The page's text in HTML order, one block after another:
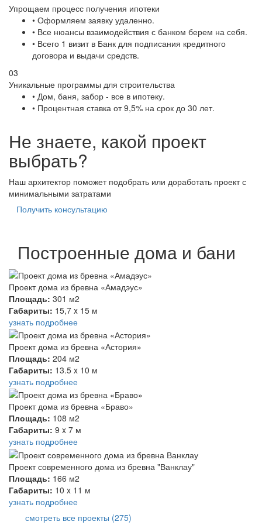
Упрощаем процесс получения ипотеки
• Оформляем заявку удаленно.
• Все нюансы взаимодействия с банком берем на себя.
• Всего 1 визит в Банк для подписания кредитного
договора и выдачи средств.
03
Уникальные программы для строительства
• Дом, баня, забор - все в ипотеку.
• Процентная ставка от 9,5% на срок до 30 лет.
Не знаете, какой проект
выбрать?
Наш архитектор поможет подобрать или доработать проект с
минимальными затратами
Получить консультацию
Построенные дома и бани
Проект дома из бревна «Амадэус»
Площадь: 301 м2
Габариты: 15,7 x 15 м
узнать подробнее
Проект дома из бревна «Астория»
Площадь: 204 м2
Габариты: 13.5 x 10 м
узнать подробнее
Проект дома из бревна «Браво»
Площадь: 108 м2
Габариты: 9 x 7 м
узнать подробнее
Проект современного дома из бревна "Ванклау"
Площадь: 166 м2
Габариты: 10 x 11 м
узнать подробнее
смотреть все проекты (275)